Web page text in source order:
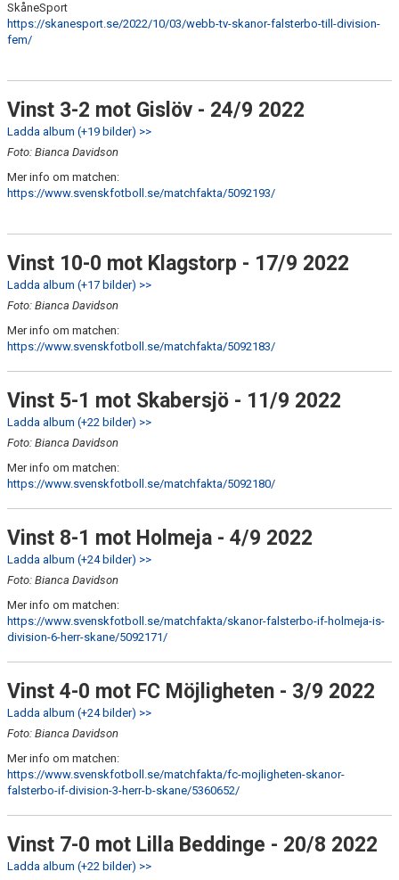
SkåneSport
https://skanesport.se/2022/10/03/webb-tv-skanor-falsterbo-till-division-
fem/
Vinst 3-2 mot Gislöv - 24/9 2022
Ladda album (+19 bilder) >>
Foto: Bianca Davidson
Mer info om matchen:
https://www.svenskfotboll.se/matchfakta/5092193/
Vinst 10-0 mot Klagstorp - 17/9 2022
Ladda album (+17 bilder) >>
Foto: Bianca Davidson
Mer info om matchen:
https://www.svenskfotboll.se/matchfakta/5092183/
Vinst 5-1 mot Skabersjö - 11/9 2022
Ladda album (+22 bilder) >>
Foto: Bianca Davidson
Mer info om matchen:
https://www.svenskfotboll.se/matchfakta/5092180/
Vinst 8-1 mot Holmeja - 4/9 2022
Ladda album (+24 bilder) >>
Foto: Bianca Davidson
Mer info om matchen:
https://www.svenskfotboll.se/matchfakta/skanor-falsterbo-if-holmeja-is-
division-6-herr-skane/5092171/
Vinst 4-0 mot FC Möjligheten - 3/9 2022
Ladda album (+24 bilder) >>
Foto: Bianca Davidson
Mer info om matchen:
https://www.svenskfotboll.se/matchfakta/fc-mojligheten-skanor-
falsterbo-if-division-3-herr-b-skane/5360652/
Vinst 7-0 mot Lilla Beddinge - 20/8 2022
Ladda album (+22 bilder) >>